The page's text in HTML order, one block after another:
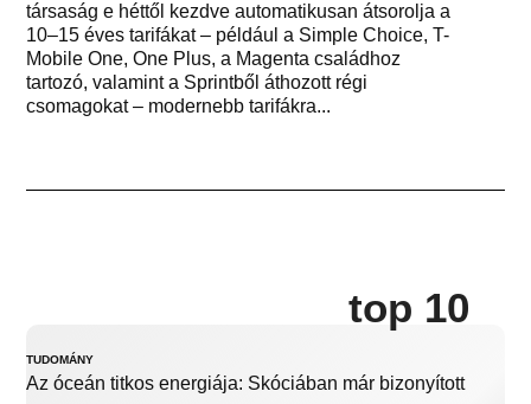
társaság e héttől kezdve automatikusan átsorolja a
10–15 éves tarifákat – például a Simple Choice, T-
Mobile One, One Plus, a Magenta családhoz
tartozó, valamint a Sprintből áthozott régi
csomagokat – modernebb tarifákra...
top 10
TUDOMÁNY
Az óceán titkos energiája: Skóciában már bizonyított